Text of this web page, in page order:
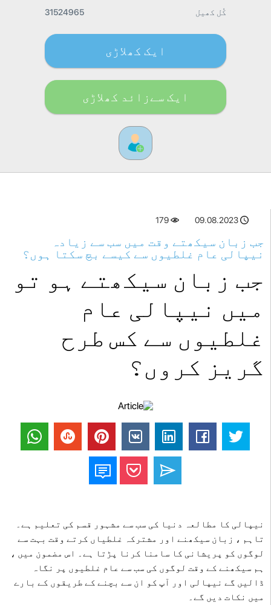
کُل کھیل 31524965
ایک کھلاڑی
ایک سےزائد کھلاڑی
09.08.2023
179
جب زبان سیکھتے وقت میں سب سے زیادہ
نیپالی عام غلطیوں سے کیسے بچ سکتا ہوں؟
جب زبان سیکھتے ہو تو
میں نیپالی عام
غلطیوں سے کس طرح
گریز کروں؟
نیپالی کا مطالعہ دنیا کی سب سے مشہور قسم کی تعلیم ہے۔
تاہم ، زبان سیکھنے اور مشترکہ غلطیاں کرتے وقت بہت سے
لوگوں کو پریشانی کا سامنا کرنا پڑتا ہے۔ اس مضمون میں ،
ہم سیکھنے کے وقت لوگوں کی سب سے عام غلطیوں پر نگاہ
ڈالیں گے نیپالی اور آپ کو ان سے بچنے کے طریقوں کے بارے
میں نکات دیں گے۔